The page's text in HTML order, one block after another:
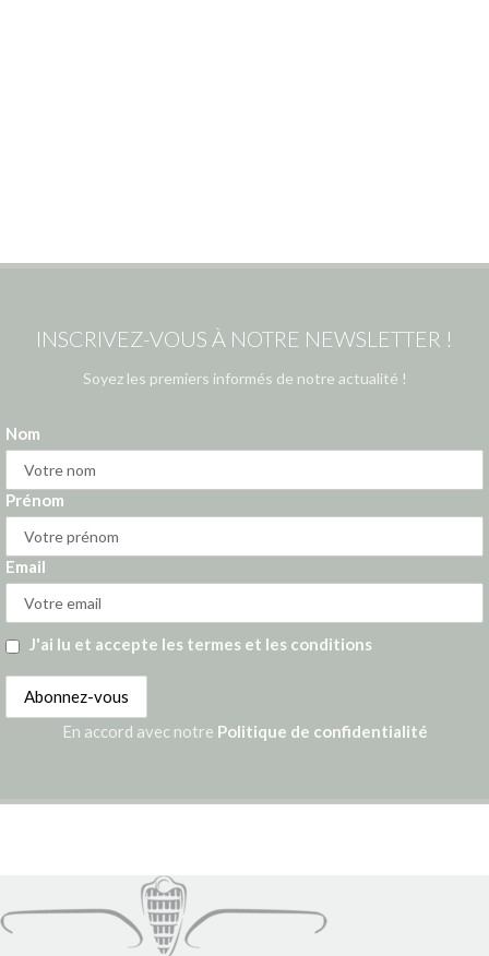
INSCRIVEZ-VOUS À NOTRE NEWSLETTER !
Soyez les premiers informés de notre actualité !
Nom
Prénom
Email
J'ai lu et accepte les termes et les conditions
En accord avec notre Politique de confidentialité